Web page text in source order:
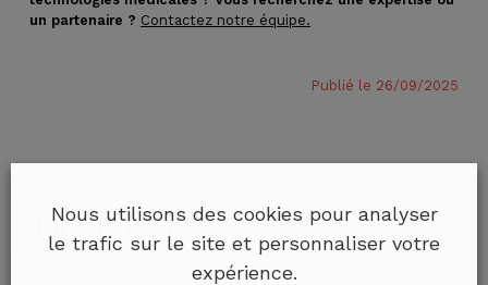
un partenaire ? Contactez notre équipe.
Publié le 26/09/2025
Lire aussi :
Nous utilisons des cookies pour analyser
le trafic sur le site et personnaliser votre
expérience.